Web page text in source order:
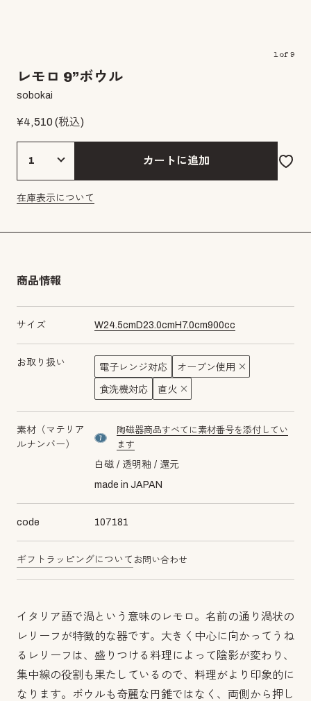
1of 9
レモロ 9”ボウル
sobokai
¥4,510(税込)
カートに追加
在庫表示について
商品情報
サイズ W24.5cm D23.0cm H 7.0cm900cc
お取り扱い 電子レンジ対応 オーブン使用
食洗機対応 直火
素材（マテリア
ルナンバー）
material number7
陶磁器商品すべてに素材番号を添付してい
ます
白磁 透明釉
還元
made in JAPAN
code 107181
ギフトラッピングについて お問い合わせ
イタリア語で渦という意味のレモロ。名前の通り渦状の
レリーフが特徴的な器です。大きく中心に向かってうね
るレリーフは、盛りつける料理によって陰影が変わり、
集中線の役割も果たしているので、料理がより印象的に
なります。ボウルも奇麗な円錐ではなく、両側から押し